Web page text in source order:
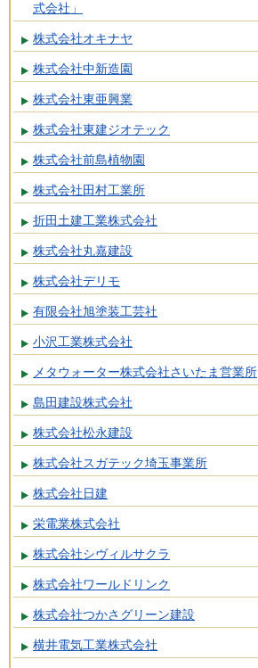
式会社」
株式会社オキナヤ
株式会社中新造園
株式会社東亜興業
株式会社東建ジオテック
株式会社前島植物園
株式会社田村工業所
折田土建工業株式会社
株式会社丸嘉建設
株式会社デリモ
有限会社旭塗装工芸社
小沢工業株式会社
メタウォーター株式会社さいたま営業所
島田建設株式会社
株式会社松永建設
株式会社スガテック埼玉事業所
株式会社日建
栄電業株式会社
株式会社シヴィルサクラ
株式会社ワールドリンク
株式会社つかさグリーン建設
横井電気工業株式会社